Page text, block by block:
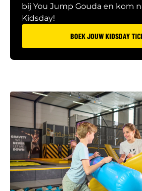
bij You Jump Gouda en kom
Kidsday!
BOEK JOUW KIDSDAY